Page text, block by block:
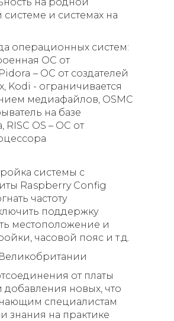
и системах на
операционных систем:
ОС от
– ОС от создателей
Kodi - ограничивается
медиафайлов, OSMC
на базе
RISC OS – ОС от
системы с
Raspberry Config
частоту
поддержку
местоположение и
часовой пояс и т.д.
от платы
добавления новых, что
специалистам
знания на практике